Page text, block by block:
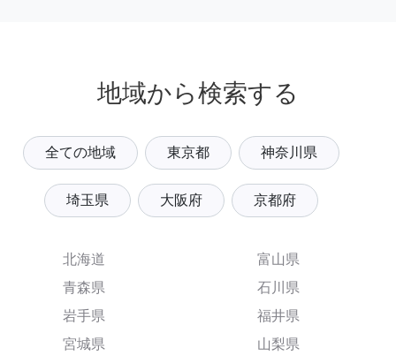
地域から検索する
全ての地域 東京都 神奈川県
埼玉県 大阪府 京都府
北海道
青森県
岩手県
宮城県
富山県
石川県
福井県
山梨県